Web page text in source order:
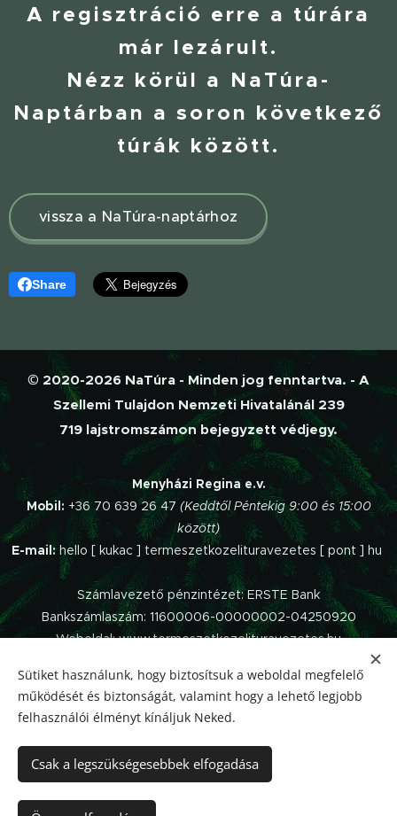
A regisztráció erre a túrára
már lezárult.
Nézz körül a NaTúra-
Naptárban a soron következő
túrák között.
vissza a NaTúra-naptárhoz
Share
© 2020-2026 NaTúra - Minden jog fenntartva. - A
Szellemi Tulajdon Nemzeti Hivatalánál 239
719 lajstromszámon bejegyzett védjegy.
Menyházi Regina e.v.
Mobil: +36 70 639 26 47 (Keddtől Péntekig 9:00 és 15:00
között)
E-mail:hello [ kukac ] termeszetkozelituravezetes [ pont ] hu
Számlavezető pénzintézet: ERSTE Bank
Bankszámlaszám: 11600006-00000002-04250920
Weboldal: www.termeszetkozelituravezetes.hu
Az oldalt a Webnodeműködteti.
Impresszum
Panaszkezelési szabályzat
Adatvédelmi Tájékoztató
Általános Szerződési Feltételek
Sütiket használunk, hogy biztosítsuk a weboldal megfelelő
működését és biztonságát, valamint hogy a lehető legjobb
felhasználói élményt kínáljuk Neked.
Csak a legszükségesebbek elfogadása